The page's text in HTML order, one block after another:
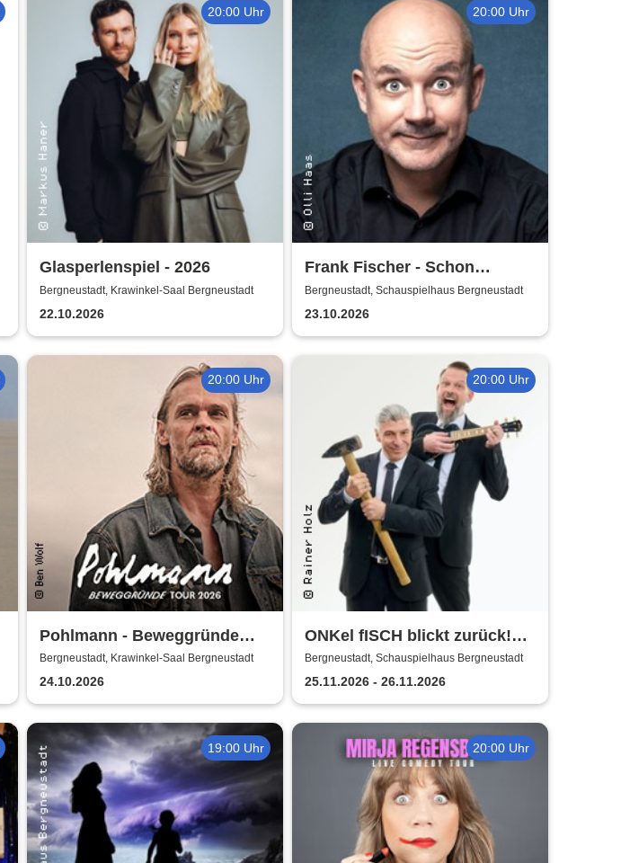
20:00 Uhr
Glasperlenspiel - 2026
Bergneustadt, Krawinkel-Saal Bergneustadt
22.10.2026
20:00 Uhr
Frank Fischer - Schon
komisch!
Bergneustadt, Schauspielhaus Bergneustadt
23.10.2026
20:00 Uhr
Pohlmann - Beweggründe
Tour 2026
Bergneustadt, Krawinkel-Saal Bergneustadt
24.10.2026
20:00 Uhr
ONKel fISCH blickt zurück!
Der satirische
Jahresrückblick
Bergneustadt, Schauspielhaus Bergneustadt
25.11.2026 - 26.11.2026
19:00 Uhr 20:00 Uhr